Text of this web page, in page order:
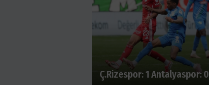
Ç.Rizespor: 1 Antalyaspor: 0